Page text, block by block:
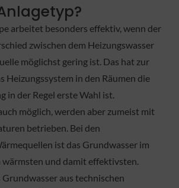
arbeitet besonders effektiv, wenn der
zwischen dem Heizungswasser
möglichst gering ist. Das hat zur
Heizungssystem in den Räumen die
in der Regel erste Wahl ist.
möglich, werden aber zumeist mit
betrieben. Bei den
ist das Grundwasser im
wärmsten und damit effektivsten.
aus technischen